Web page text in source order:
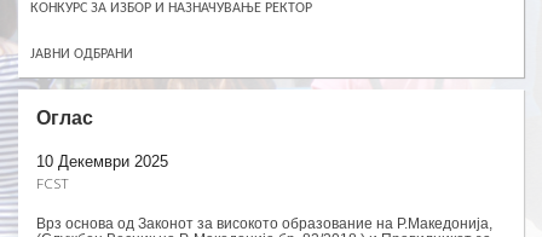
КОНКУРС ЗА ИЗБОР И НАЗНАЧУВАЊЕ РЕКТОР
ЈАВНИ ОДБРАНИ
Оглас
10 Декември 2025
FCST
Врз основа од Законот за високото образование на Р.Македонија,